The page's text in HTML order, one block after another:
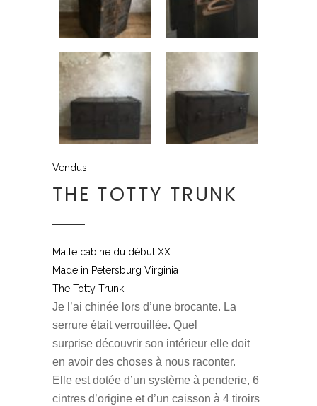
Vendus
THE TOTTY TRUNK
Malle cabine du début XX.
Made in Petersburg Virginia
The Totty Trunk
Je l’ai chinée lors d’une brocante. La
serrure était verrouillée. Quel
surprise découvrir son intérieur elle doit
en avoir des choses à nous raconter.
Elle est dotée d’un système à penderie, 6
cintres d’origine et d’un caisson à 4 tiroirs